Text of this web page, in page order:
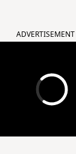
ADVERTISEMENT